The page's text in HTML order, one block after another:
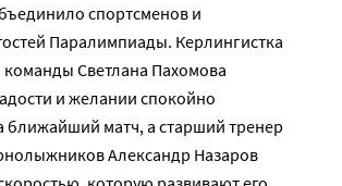
спортсменов и
Паралимпиады. Керлингистка
Светлана Пахомова
и желании спокойно
ближайший матч, а старший тренер
Александр Назаров